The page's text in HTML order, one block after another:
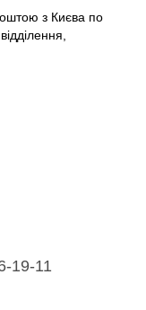
з Києва по
19-11